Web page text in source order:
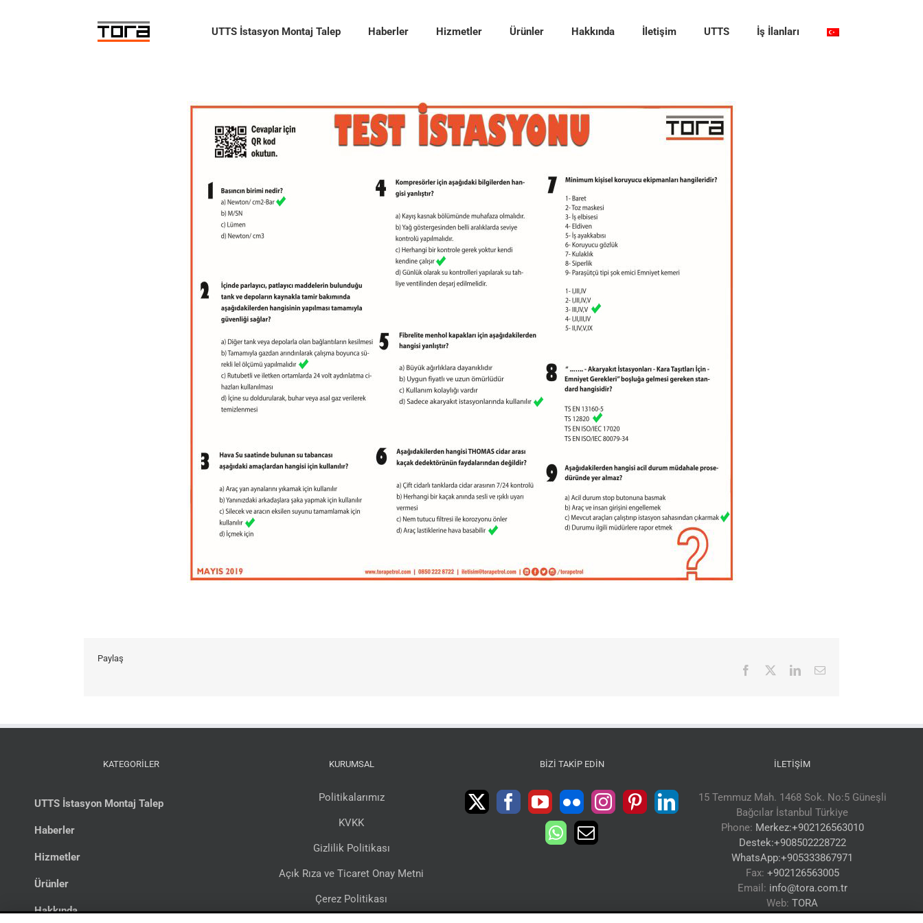
UTTS İstasyon Montaj Talep Haberler Hizmetler Ürünler Hakkında İletişim UTTS İş İlanları
Paylaş
Facebook LinkedIn
E-
KATEGORİLER
UTTS İstasyon Montaj Talep
Haberler
Hizmetler
Ürünler
Hakkında
KURUMSAL
Politikalarımız
KVKK
Gizlilik Politikası
Açık Rıza ve Ticaret Onay Metni
Çerez Politikası
BIZI TAKIP EDIN İLETIŞIM
15 Temmuz Mah. 1468 Sok. No:5 Güneşli
Bağcılar İstanbul Türkiye
Phone: Merkez:+902126563010
Destek:+908502228722
WhatsApp:+905333867971
Fax: +902126563005
Email: info@tora.com.tr
Web: TORA